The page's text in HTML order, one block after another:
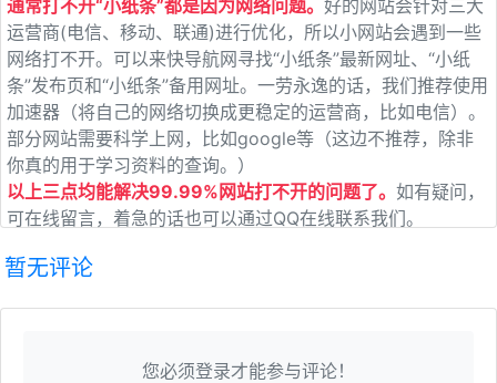
通常打不开“小纸条”都是因为网络问题。 好的网站会针对三大
运营商(电信、移动、联通)进行优化，所以小网站会遇到一些
网络打不开。可以来快导航网寻找“小纸条”最新网址、“小纸
条”发布页和“小纸条”备用网址。一劳永逸的话，我们推荐使用
加速器（将自己的网络切换成更稳定的运营商，比如电信）。
部分网站需要科学上网，比如google等（这边不推荐，除非
你真的用于学习资料的查询。）
以上三点均能解决99.99%网站打不开的问题了。 如有疑问，
可在线留言，着急的话也可以通过QQ在线联系我们。
暂无评论
您必须登录才能参与评论！